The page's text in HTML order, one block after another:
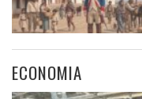
ECONOMIA